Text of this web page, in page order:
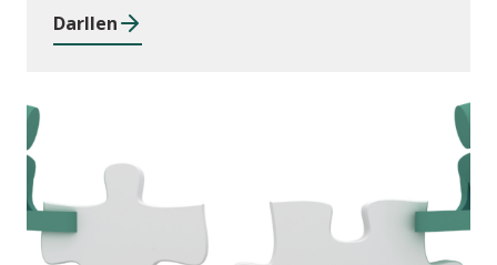
Darllen
Newyddion